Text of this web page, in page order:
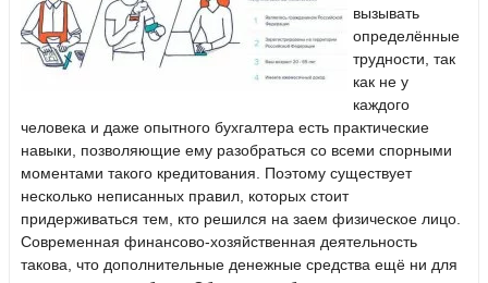
вызывать
определённые
трудности, так
как не у
каждого
человека и даже опытного бухгалтера есть практические
навыки, позволяющие ему разобраться со всеми спорными
моментами такого кредитования. Поэтому существует
несколько неписанных правил, которых стоит
придерживаться тем, кто решился на заем физическое лицо.
Современная финансово-хозяйственная деятельность
такова, что дополнительные денежные средства ещё ни для